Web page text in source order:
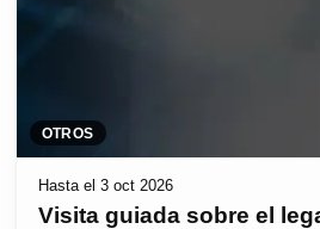
OTROS
Hasta el 3 oct 2026
Visita guiada sobre el